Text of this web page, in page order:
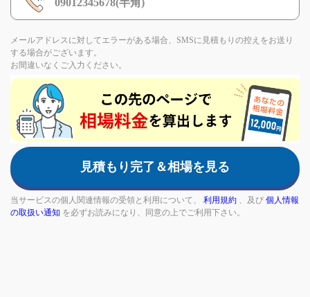
メールアドレスに対してエラーがある場合、SMSに見積もりの控えをお送り
する場合がございます。
お間違いなくご入力ください。
If
are
a
human,
ignore
this
field
見積もり完了＆相場を見る
当サービスの個人関連情報の受領と利用について、 利用規約 、及び 個人情報
の取扱い通知 を必ずお読みになり、同意の上でご利用下さい。